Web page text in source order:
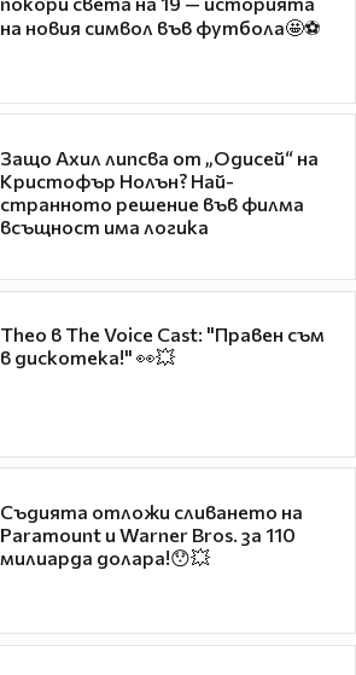
на новия символ във футбола🤩⚽
Защо Ахил липсва от „Одисей“ на
Кристофър Нолън? Най-
странното решение във филма
всъщност има логика
Theo в The Voice Cast: "Правен съм
в дискотека!" 👀💥
Съдията отложи сливането на
Paramount и Warner Bros. за 110
милиарда долара!😯💥